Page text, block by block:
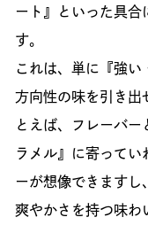
ート』といった具
す。
これは、単に『強い
方向性の味を引き出
とえば、フレーバ
ラメル』に寄って
ーが想像できますし
爽やかさを持つ味わ